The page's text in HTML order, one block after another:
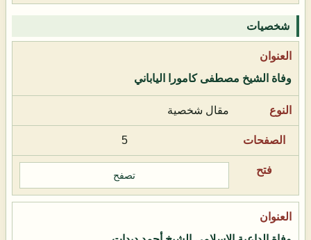
شخصيات
وفاة الشيخ مصطفى كامورا الياباني
مقال شخصية
5
تصفح